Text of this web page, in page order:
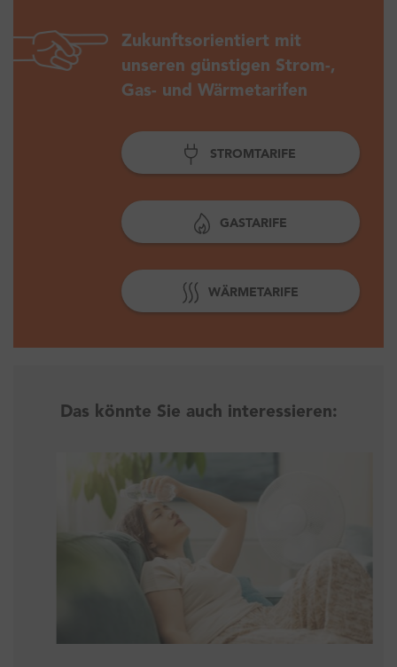
Zukunftsorientiert mit
unseren günstigen Strom-,
Gas- und Wärmetarifen
STROMTARIFE
GASTARIFE
WÄRMETARIFE
Das könnte Sie auch interessieren: